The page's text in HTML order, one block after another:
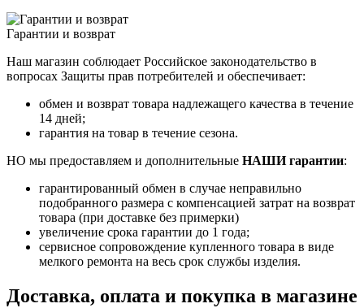
Гарантии и возврат
Наш магазин соблюдает Российское законодательство в
вопросах Защиты прав потребителей и обеспечивает:
обмен и возврат товара надлежащего качества в течение
14 дней;
гарантия на товар в течение сезона.
НО мы предоставляем и дополнительные НАШИ гарантии:
гарантированный обмен в случае неправильно
подобранного размера с компенсацией затрат на возврат
товара (при доставке без примерки)
увеличение срока гарантии до 1 года;
сервисное сопровождение купленного товара в виде
мелкого ремонта на весь срок службы изделия.
Доставка, оплата и покупка в магазине